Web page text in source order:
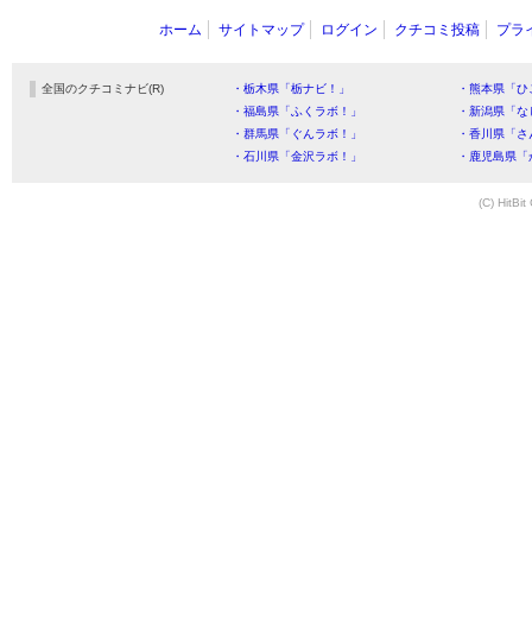
ホーム サイトマップ ログイン クチコミ投稿 プラ
全国のクチコミナビ(R) ・栃木県「栃ナビ！」
・熊本県「
・福島県「ふくラボ！」
・新潟県「
・群馬県「ぐんラボ！」
・香川県「
・石川県「金沢ラボ！」
・鹿児島県
(C) HitBit